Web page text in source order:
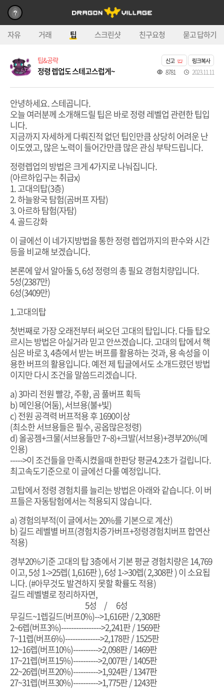
자유 거래 팁 스크린샷 친구요청 묻고 답하기
팁&공략
정령 렙업도 스테고스럽게~
신고 링크복사
8781 2023.11.11
안녕하세요. 스테곱니다.
오늘 여러분께 소개해드릴 팁은 바로 정령 레벨업 관련한 팁입
니다.
지금까지 자세하게 다뤄진적 없던 팁인만큼 상당히 어려운 난
이도였고, 많은 노력이 들어간만큼 많은 관심 부탁드립니다.
정령렙업의 방법은 크게 4가지로 나눠집니다.
(아르하입구는 취급x)
1. 고대의탑(3층)
2. 하늘왕국 탐험(곰버프 자탐)
3. 아르하 탐험(자탐)
4. 골드강화
이 글에선 이 네가지방법을 통한 정령 렙업까지의 판수와 시간
등을 비교해 보겠습니다.
본론에 앞서 알아둘 5, 6성 정령의 총 필요 경험치량입니다.
5성(2387만)
6성(3409만)
1.고대의탑
첫번째로 가장 오래전부터 써오던 고대의 탑입니다. 다들 탑오
르시는 방법은 아실거라 믿고 안쓰겠습니다. 고대의 탑에서 핵
심은 바로 3, 4층에서 받는 버프를 활용하는 것과, 용 속성을 이
용한 버프의 활용입니다. 예전 제 팁글에서도 소개드렸던 방법
이지만 다시 조건을 말씀드리겠습니다.
a) 3마리 전원 빨강, 주황, 곰 풀버프 획득
b) 메인용(어둠), 서브용(불+빛)
c) 전원 공격력 버프적용 후 1690이상
(최소한 서브용들은 필수, 공옵많은정령)
d) 올공젬+크물(서브용들만 7~8)+크발(서브용)+경부20%(메
인용)
----->이 조건들을 만족시켰을때 한판당 평균4.2초가 걸립니다.
최고속도기준으로 이 글에선 다룰 예정입니다.
고탑에서 정령 경험치를 늘리는 방법은 아래와 같습니다. 이 버
프들은 자동탐험에서는 적용되지 않습니다.
a) 경험의부적(이 글에서는 20%를 기본으로 계산)
b) 길드 레벨별 버프(경험치증가버프+정령경험치버프 합연산
적용)
경부20%기준 고대의 탑 3층에서 기본 평균 경험치량은 14,769
이고, 5성 1->25렙( 1,616판 ), 6성 1->30렙( 2,308판 ) 이 소요됩
니다. (#아무것도 발견하지 못할 확률도 적용)
길드 레벨별로 정리하자면,
5성 / 6성
무길드~1렙길드(버프0%)-->1,616판 / 2,308판
2~6렙(버프3%)---------------->2,241판 / 1569판
7~11렙(버프6%)-------------->2,178판 / 1525판
12~16렙(버프10%)---------->2,098판 / 1469판
17~21렙(버프15%)---------->2,007판 / 1405판
22~26렙(버프20%)---------->1,924판 / 1347판
27~31렙(버프30%)---------->1,775판 / 1243판